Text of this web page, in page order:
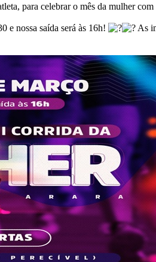
para celebrar o mês da mulher
e nossa saída será às 16h!
As